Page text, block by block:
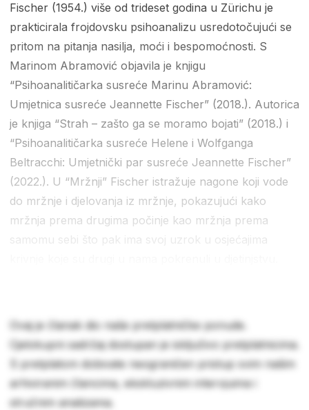
Fischer (1954.) više od trideset godina u Zürichu je
prakticirala frojdovsku psihoanalizu usredotočujući se
pritom na pitanja nasilja, moći i bespomoćnosti. S
Marinom Abramović objavila je knjigu
“Psihoanalitičarka susreće Marinu Abramović:
Umjetnica susreće Jeannette Fischer” (2018.). Autorica
je knjiga “Strah – zašto ga se moramo bojati” (2018.) i
“Psihoanalitičarka susreće Helene i Wolfganga
Beltracchi: Umjetnički par susreće Jeannette Fischer”
(2022.). U “Mržnji” Fischer istražuje nagone koji vode
do mržnje i djelovanja iz mržnje, pokazujući kako
mržnja prema drugima počinje kao mržnja prema
samomu sebi što pak ima svoj uzrok u osjećajima
Ovaj je članak dio naše pretplatničke ponude.
Cjelokupni sadržaj dostupan je isključivo pretplatnicima.
S pretplatom dobivate neograničen pristup svim našim
arhiviranim člancima, ekskluzivnim intervjuima i
stručnim analizama.